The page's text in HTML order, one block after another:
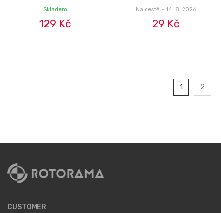
Skladem
129 Kč
Na cestě - 14. 8. 2026
29 Kč
1 2
CUSTOMER